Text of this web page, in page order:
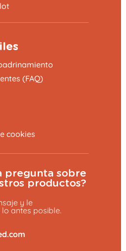
(FAQ)
cookies
pregunta sobre
productos?
y le
antes posible.